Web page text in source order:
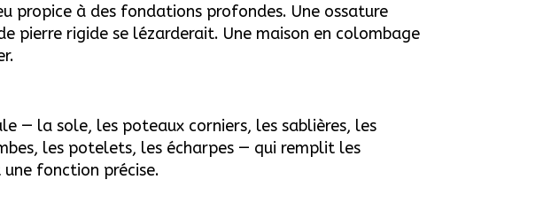
propice à des fondations profondes. Une ossature
pierre rigide se lézarderait. Une maison en colombage
— la sole, les poteaux corniers, les sablières, les
les potelets, les écharpes — qui remplit les
fonction précise.